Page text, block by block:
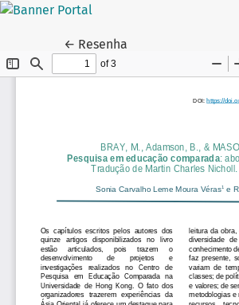
← Voltar aos Detalhes do Artigo
Resenha